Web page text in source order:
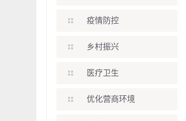
疫情防控
乡村振兴
医疗卫生
优化营商环境